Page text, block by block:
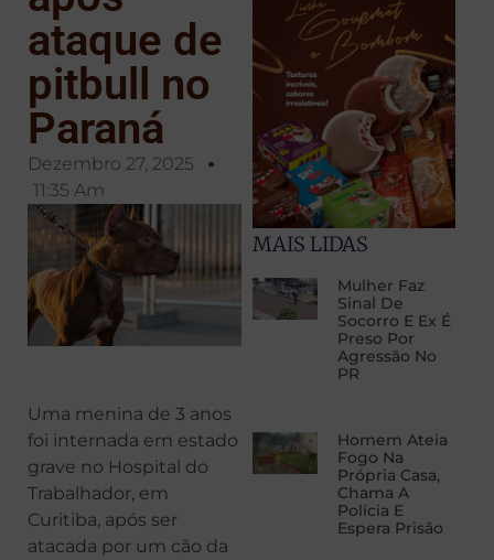
ataque de
pitbull no
Paraná
Dezembro 27, 2025
11:35 Am
Uma menina de 3 anos
foi internada em estado
grave no Hospital do
Trabalhador, em
Curitiba, após ser
atacada por um cão da
MAIS LIDAS
Mulher Faz
Sinal De
Socorro E Ex É
Preso Por
Agressão No
PR
Homem Ateia
Fogo Na
Própria Casa,
Chama A
Polícia E
Espera Prisão